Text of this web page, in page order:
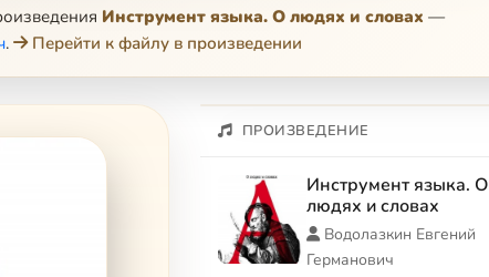
Инструмент языка. О людях и словах —
. Перейти к файлу в произведении
ПРОИЗВЕДЕНИЕ
Инструмент языка. О
людях и словах
Водолазкин Евгений
Германович